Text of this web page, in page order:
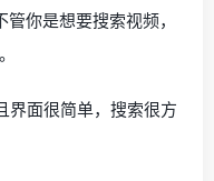
你是想要搜索视频，
界面很简单，搜索很方